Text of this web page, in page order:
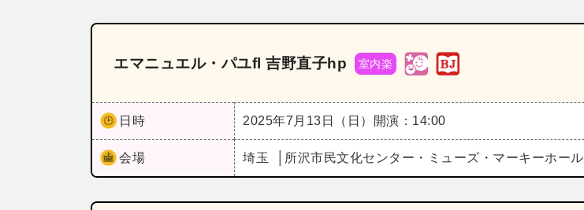
エマニュエル・パユfl 吉野直子hp 室内楽
日時 2025年7月13日（日） 開演：14:00
会場 埼玉 所沢市民文化センター・ミューズ・マーキーホール